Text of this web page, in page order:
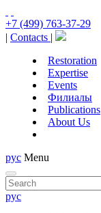
+7 (499) 763-37-29
| Contacts |
Restoration
Expertise
Events
Филиалы
Publications
About Us
рус Menu
рус